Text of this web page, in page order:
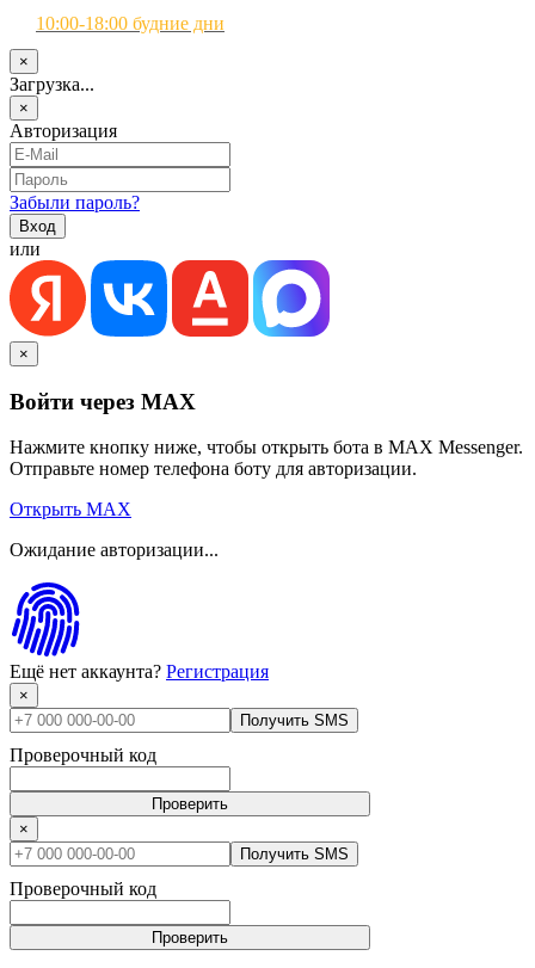
10:00-18:00 будние дни
×
Загрузка...
×
Авторизация
Забыли пароль?
или
×
Войти через MAX
Нажмите кнопку ниже, чтобы открыть бота в MAX Messenger.
Отправьте номер телефона боту для авторизации.
Открыть MAX
Ожидание авторизации...
Ещё нет аккаунта? Регистрация
×
Получить SMS
Проверочный код
Проверить
×
Получить SMS
Проверочный код
Проверить